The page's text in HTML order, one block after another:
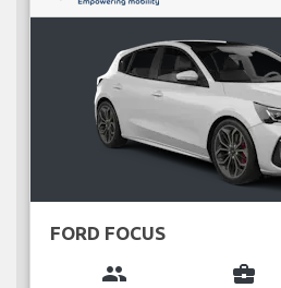
FORD FOCUS
group business_center